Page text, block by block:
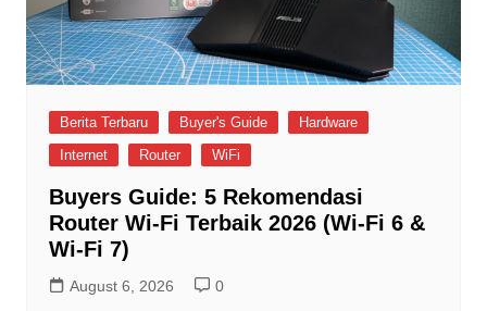
Berita Terbaru Buyer's Guide
Hardware
Internet
Router WiFi
Buyers Guide: 5 Rekomendasi
Router Wi-Fi Terbaik 2026 (Wi-Fi 6 &
Wi-Fi 7)
August 6, 2026 0